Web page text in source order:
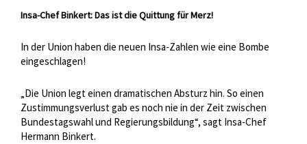
Insa-Chef Binkert: Das ist die Quittung für Merz!
In der Union haben die neuen Insa-Zahlen wie eine Bombe
eingeschlagen!
„Die Union legt einen dramatischen Absturz hin. So einen
Zustimmungsverlust gab es noch nie in der Zeit zwischen
Bundestagswahl und Regierungsbildung“, sagt Insa-Chef
Hermann Binkert.